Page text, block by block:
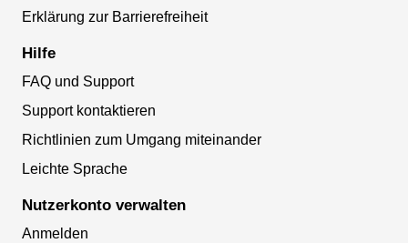
Erklärung zur Barrierefreiheit
Hilfe
FAQ und Support
Support kontaktieren
Richtlinien zum Umgang miteinander
Leichte Sprache
Nutzerkonto verwalten
Anmelden